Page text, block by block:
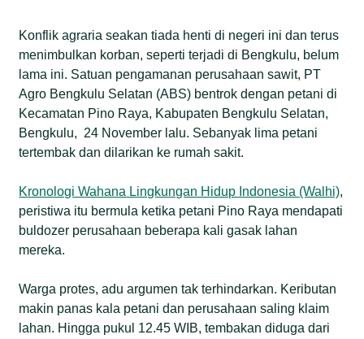
kepada PT ABS dengan luas 2.950 hektar.
Egi Ade Saputra, Direktur Eksekutif Yayasan
Genesis Bengkulu, bilang, aksi penembakan itu
buah dari pembiaran pemerintah. Soalnya, sampai
saat ini, perusahaan tidak mampu tunjukkan
dokumen HGU.
Fery Widodo, Manajer Pengakuan Wilayah Kelola
Rakyat Walhi Nasional, mengatakan kejadian
penembakan di Pino Raya di luar nalar
kemanusiaan. Sebab, masyarakat yang memiliki
saat perusahaan tidak mampu tunjukkan HGU.
Konflik agraria seakan tiada henti di negeri ini dan terus
menimbulkan korban, seperti terjadi di Bengkulu, belum
lama ini. Satuan pengamanan perusahaan sawit, PT
Agro Bengkulu Selatan (ABS) bentrok dengan petani di
Kecamatan Pino Raya, Kabupaten Bengkulu Selatan,
Bengkulu, 24 November lalu. Sebanyak lima petani
tertembak dan dilarikan ke rumah sakit.
Kronologi Wahana Lingkungan Hidup Indonesia (Walhi),
peristiwa itu bermula ketika petani Pino Raya mendapati
buldozer perusahaan beberapa kali gasak lahan
mereka.
Warga protes, adu argumen tak terhindarkan. Keributan
makin panas kala petani dan perusahaan saling klaim
lahan. Hingga pukul 12.45 WIB, tembakan diduga dari